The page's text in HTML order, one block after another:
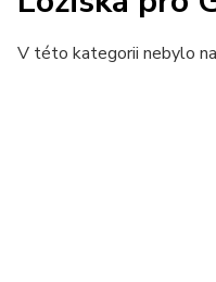
V této kategorii nebylo